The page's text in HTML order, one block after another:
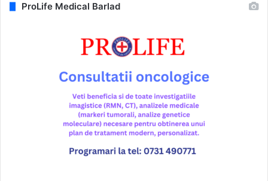
ProLife Medical Barlad